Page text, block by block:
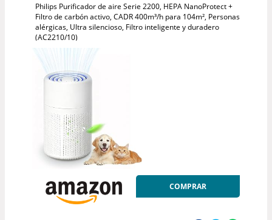
Philips Purificador de aire Serie 2200, HEPA NanoProtect +
Filtro de carbón activo, CADR 400m³/h para 104m², Personas
alérgicas, Ultra silencioso, Filtro inteligente y duradero
(AC2210/10)
COMPRAR